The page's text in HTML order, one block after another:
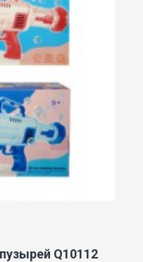
Q10112